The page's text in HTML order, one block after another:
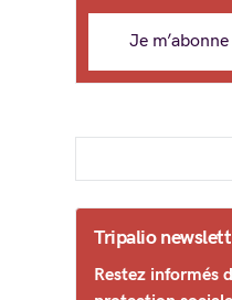
Je
Tripalio
Restez informés